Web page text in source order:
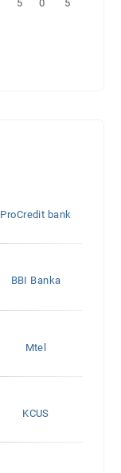
5 0 5
ProCredit bank
BBI Banka
Mtel
KCUS